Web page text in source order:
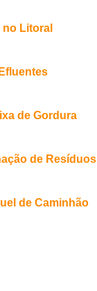
Litoral
de Gordura
de Resíduos
de Caminhão